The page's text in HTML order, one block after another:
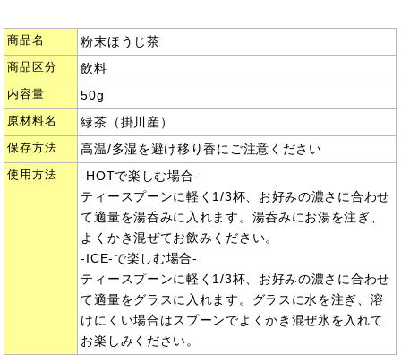
商品名 粉末ほうじ茶
商品区分 飲料
内容量 50g
原材料名 緑茶（掛川産）
保存方法 高温/多湿を避け移り香にご注意ください
使用方法
-HOTで楽しむ場合-
ティースプーンに軽く1/3杯、お好みの濃さに合わせ
て適量を湯呑みに入れます。湯呑みにお湯を注ぎ、
よくかき混ぜてお飲みください。
-ICE-で楽しむ場合-
ティースプーンに軽く1/3杯、お好みの濃さに合わせ
て適量をグラスに入れます。グラスに水を注ぎ、溶
けにくい場合はスプーンでよくかき混ぜ氷を入れて
お楽しみください。